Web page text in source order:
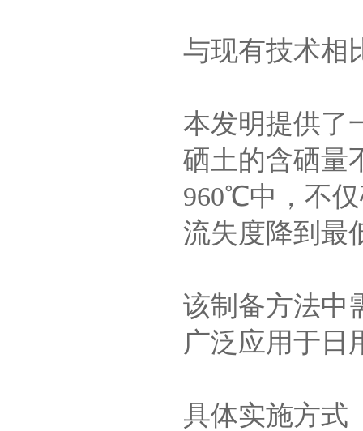
与现有技术相
本发明提供了
硒土的含硒量
960℃中，不
流失度降到最
该制备方法中
广泛应用于日
具体实施方式